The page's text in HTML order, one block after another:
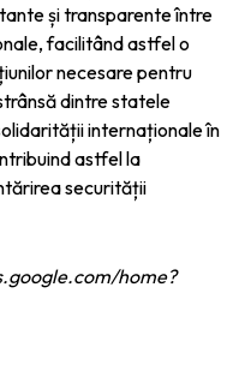
și transparente între
facilitând astfel o
necesare pentru
dintre statele
internaționale în
astfel la
securității
home?